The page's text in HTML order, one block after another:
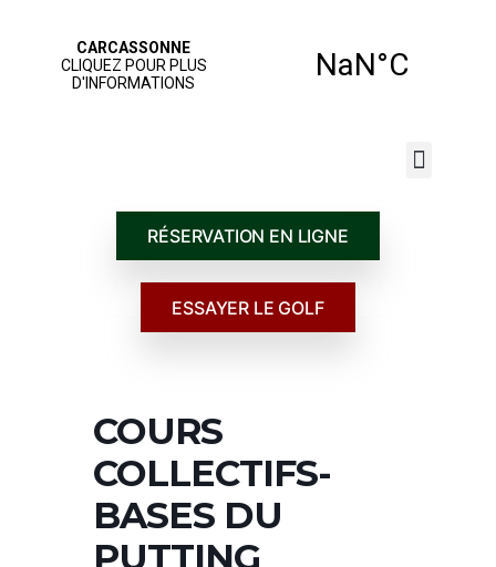
RÉSERVATION EN LIGNE
ESSAYER LE GOLF
COURS
COLLECTIFS-
BASES DU
PUTTING